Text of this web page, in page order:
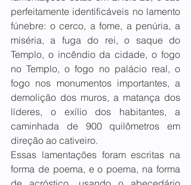
perfeitamente identificáveis no lamento
fúnebre: o cerco, a fome, a penúria, a
miséria, a fuga do rei, o saque do
Templo, o incêndio da cidade, o fogo
no Templo, o fogo no palácio real, o
fogo nos monumentos importantes, a
demolição dos muros, a matança dos
líderes, o exílio dos habitantes, a
caminhada de 900 quilômetros em
direção ao cativeiro.
Essas lamentações foram escritas na
forma de poema, e o poema, na forma